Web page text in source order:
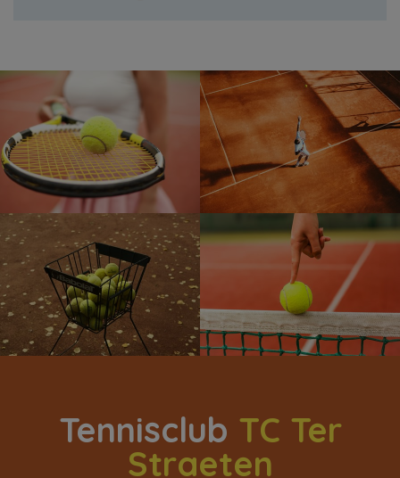
Tennisclub TC Ter
Straeten